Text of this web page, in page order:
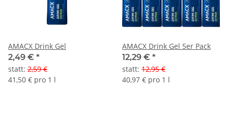
AMACX Drink Gel
2,49 € *
statt: 2,59 €
41,50 € pro 1 l
AMACX Drink Gel 5er Pack
12,29 € *
statt: 12,95 €
40,97 € pro 1 l